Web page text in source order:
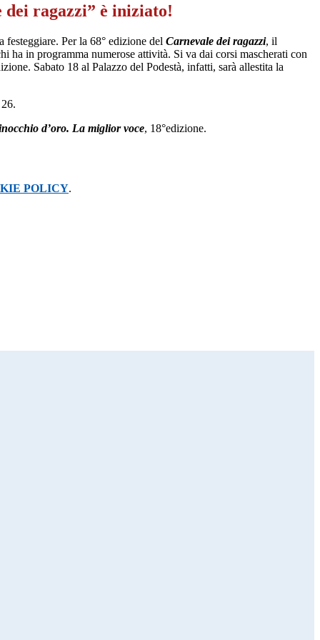
ragazzi” è iniziato!
festeggiare. Per la 68° edizione del Carnevale dei ragazzi, il
ha in programma numerose attività. Si va dai corsi mascherati con
Sabato 18 al Palazzo del Podestà, infatti, sarà allestita la
d’oro. La miglior voce, 18°edizione.
POLICY.